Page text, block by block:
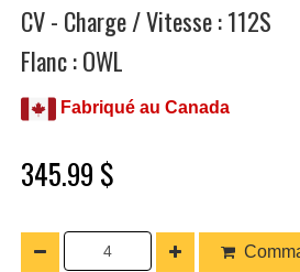
CV - Charge / Vitesse : 112S
Flanc : OWL
Fabriqué au Canada
345.99 $